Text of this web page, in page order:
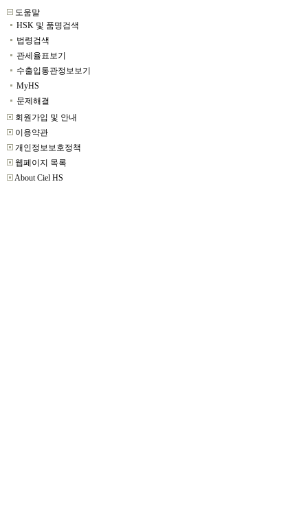
도움말
HSK 및 품명검색
법령검색
관세율표보기
수출입통관정보보기
MyHS
문제해결
회원가입 및 안내
이용약관
개인정보보호정책
웹페이지 목록
About Ciel HS